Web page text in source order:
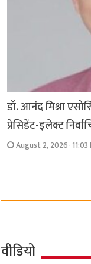
डॉ. आनंद मिश्रा
प्रेसिडेंट-इलेक्ट
August 2, 2026- 11:03
वीडियो